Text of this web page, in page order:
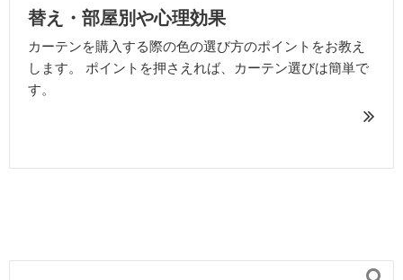
替え・部屋別や心理効果
カーテンを購入する際の色の選び方のポイントをお教え
します。 ポイントを押さえれば、カーテン選びは簡単で
す。
